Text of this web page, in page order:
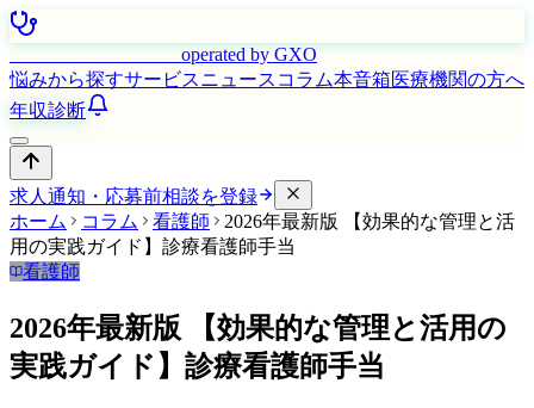
operated by GXO
悩みから探すサービスニュース コラム本音箱医療機関の方へ
年収診断
求人通知・応募前相談を登録
ホーム
コラム 看護師
2026年最新版 【効果的な管理と活
用の実践ガイド】診療看護師手当
看護師
2026年最新版 【効果的な管理と活用の
実践ガイド】診療看護師手当